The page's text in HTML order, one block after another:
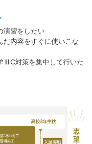
演習をしたい
だ内容をすぐに使いこな
ⅢC対策を集中して行いた